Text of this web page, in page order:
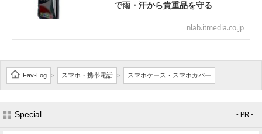
で雨・汗から貴重品を守る
nlab.itmedia.co.jp
Fav-Log > スマホ・携帯電話 > スマホケース・スマホカバー
Special - PR -